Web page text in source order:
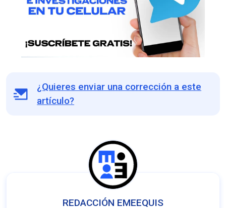
¿Quieres enviar una corrección a este
artículo?
REDACCIÓN EMEEQUIS